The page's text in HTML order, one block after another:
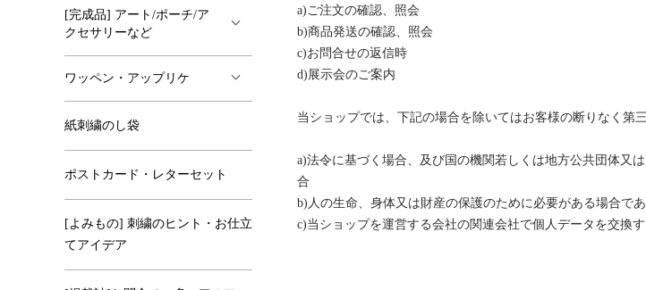
a)ご注文の確認、照会
b)商品発送の確認、照会
c)お問合せの返信時
d)展示会のご案内
当ショップでは、下記の場合を除いてはお客様の断りなく第
a)法令に基づく場合、及び国の機関若しくは地方公共団体又
合
b)人の生命、身体又は財産の保護のために必要がある場合で
c)当ショップを運営する会社の関連会社で個人データを交換
[完成品] アート/ポーチ/ア
クセサリーなど
ワッペン・アップリケ
紙刺繍のし袋
ポストカード・レターセット
[よみもの] 刺繍のヒント・お仕立
てアイデア